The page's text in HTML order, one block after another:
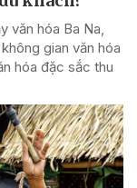
văn hóa Ba Na,
gian văn hóa
hóa đặc sắc thu